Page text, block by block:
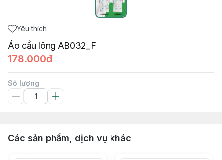
Yêu thích
Áo cầu lông AB032_F
178.000đ
Số lượng
Các sản phẩm, dịch vụ khác